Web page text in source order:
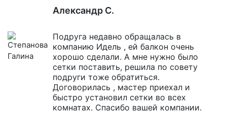
Александр С.
Подруга недавно обращалась в
компанию Идель , ей балкон очень
хорошо сделали. А мне нужно было
сетки поставить, решила по совету
подруги тоже обратиться.
Договорилась , мастер приехал и
быстро установил сетки во всех
комнатах. Спасибо вашей компании.